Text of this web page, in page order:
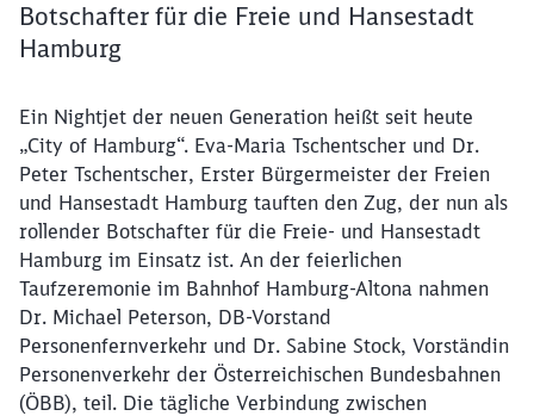
Botschafter für die Freie und Hansestadt
Hamburg
Ein Nightjet der neuen Generation heißt seit heute
„City of Hamburg“. Eva-Maria Tschentscher und Dr.
Peter Tschentscher, Erster Bürgermeister der Freien
und Hansestadt Hamburg tauften den Zug, der nun als
rollender Botschafter für die Freie- und Hansestadt
Hamburg im Einsatz ist. An der feierlichen
Taufzeremonie im Bahnhof Hamburg-Altona nahmen
Dr. Michael Peterson, DB-Vorstand
Personenfernverkehr und Dr. Sabine Stock, Vorständin
Personenverkehr der Österreichischen Bundesbahnen
(ÖBB), teil. Die tägliche Verbindung zwischen